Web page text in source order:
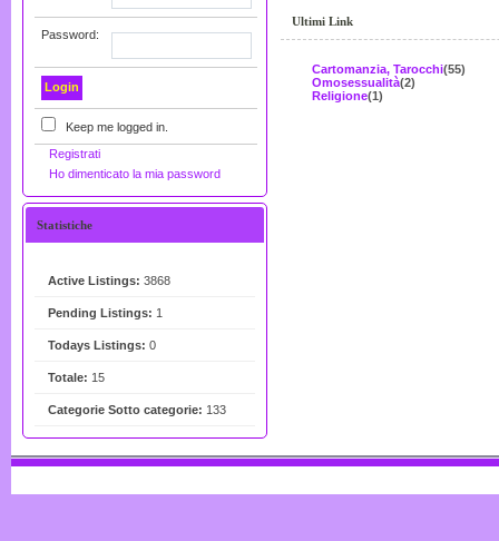
Password:
Keep me logged in.
Registrati
Ho dimenticato la mia password
Statistiche
Active Listings: 3868
Pending Listings: 1
Todays Listings: 0
Totale: 15
Categorie Sotto categorie: 133
Ultimi Link
Cartomanzia, Tarocchi(55)
Omosessualità(2)
Religione(1)